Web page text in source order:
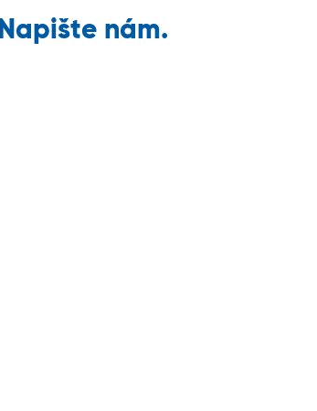
nám.